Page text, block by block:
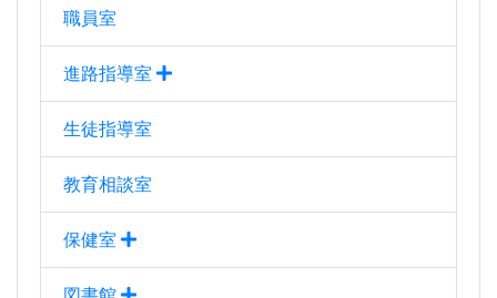
図書館
部活動・生徒会
事務室
各種たより
お奨めサイト